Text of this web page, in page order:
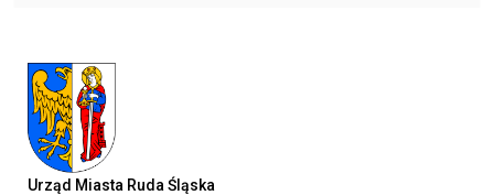
Urząd Miasta Ruda Śląska